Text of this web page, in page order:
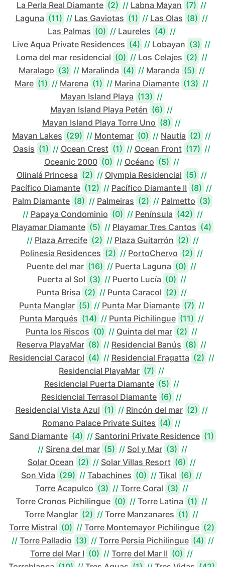
La Perla Real Diamante (2) // Labna Mayan (7) //
Laguna (11) // Las Gaviotas (1) // Las Olas (8) //
Las Palmas (0) // Laureles (4) //
Live Aqua Private Residences (4) // Lobayan (3) //
Loma del mar residencial (0) // Los Celajes (2) //
Maralago (3) // Maralinda (4) // Maranda (5) //
Mare (1) // Marena (1) // Marina Diamante (13) //
Mayan Island Playa (13) //
Mayan Island Playa Petén (6) //
Mayan Island Playa Torre Uno (8) //
Mayan Lakes (29) // Montemar (0) // Nautia (2) //
Oasis (1) // Ocean Crest (1) // Ocean Front (17) //
Oceanic 2000 (0) // Océano (5) //
Olinalá Princesa (2) // Olympia Residencial (5) //
Pacífico Diamante (12) // Pacífico Diamante II (8) //
Palm Diamante (8) // Palmeiras (2) // Palmetto (3)
// Papaya Condominio (0) // Península (42) //
Playamar Diamante (5) // Playamar Tres Cantos (4)
// Plaza Arrecife (2) // Plaza Guitarrón (2) //
Polinesia Residences (2) // PortoChervo (2) //
Puente del mar (16) // Puerta Laguna (0) //
Puerta al Sol (3) // Puerto Lucía (0) //
Punta Brisa (2) // Punta Caracol (2) //
Punta Manglar (5) // Punta Mar Diamante (7) //
Punta Marqués (14) // Punta Pichilingue (11) //
Punta los Riscos (0) // Quinta del mar (2) //
Reserva PlayaMar (8) // Residencial Banús (8) //
Residencial Caracol (4) // Residencial Fragatta (2) //
Residencial PlayaMar (7) //
Residencial Puerta Diamante (5) //
Residencial Terrasol Diamante (6) //
Residencial Vista Azul (1) // Rincón del mar (2) //
Romano Palace Private Suites (4) //
Sand Diamante (4) // Santorini Private Residence (1)
// Sirena del mar (5) // Sol y Mar (3) //
Solar Ocean (2) // Solar Villas Resort (6) //
Son Vida (29) // Tabachines (0) // Tikal (6) //
Torre Acapulco (3) // Torre Coral (3) //
Torre Cronos Pichilingue (0) // Torre Latina (1) //
Torre Manglar (2) // Torre Manzanares (1) //
Torre Mistral (0) // Torre Montemayor Pichilingue (2)
// Torre Palladio (3) // Torre Persia Pichilingue (4) //
Torre del Mar I (0) // Torre del Mar II (0) //